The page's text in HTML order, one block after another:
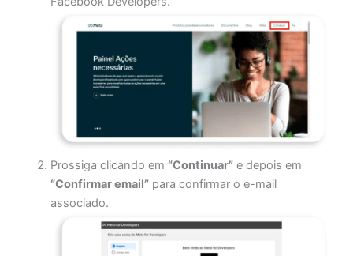
Prossiga clicando em “Continuar”e depois em
“Confirmar email”para confirmar o e-mail
associado.